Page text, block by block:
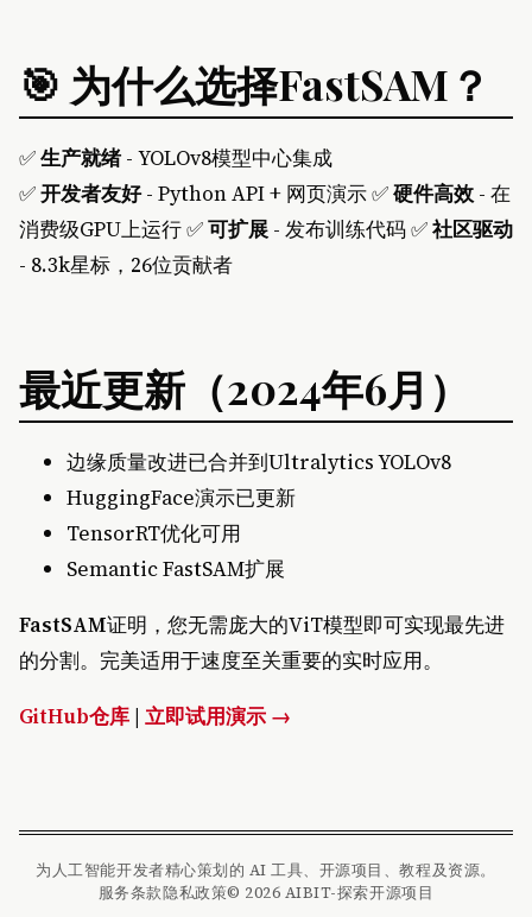
🎯 为什么选择FastSAM？
✅生产就绪 - YOLOv8模型中心集成
✅开发者友好- Python API + 网页演示 ✅硬件高效 - 在
消费级GPU上运行 ✅可扩展 - 发布训练代码 ✅社区驱动
- 8.3k星标，26位贡献者
最近更新（2024年6月）
边缘质量改进已合并到Ultralytics YOLOv8
HuggingFace演示已更新
TensorRT优化可用
Semantic FastSAM扩展
FastSAM证明，您无需庞大的ViT模型即可实现最先进
的分割。完美适用于速度至关重要的实时应用。
GitHub仓库 | 立即试用演示 →
为人工智能开发者精心策划的 AI 工具、开源项目、教程及资源。
服务条款隐私政策© 2026 AIBIT-探索开源项目